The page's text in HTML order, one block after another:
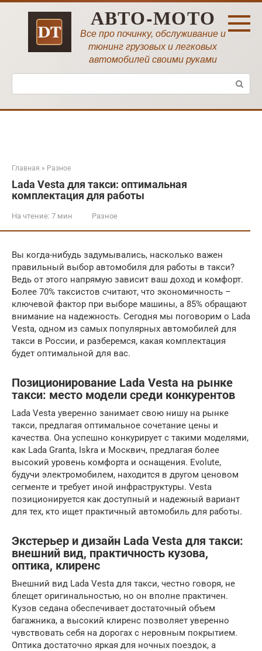
Перейти
АВТО-МОТО
Все про починку, обслуживание и
тюнинг грузовых и легковых
автомобилей своими руками
Поиск:
Главная » Разное
Lada Vesta для такси: оптимальная
комплектация для работы
На чтение: 7 мин Разное
Вы когда-нибудь задумывались, насколько важен
правильный выбор автомобиля для работы в такси?
Ведь от этого напрямую зависит ваш доход и комфорт.
Более 70% таксистов считают, что экономичность –
ключевой фактор при выборе машины, а 85% обращают
внимание на надежность. Сегодня мы поговорим о Lada
Vesta, одном из самых популярных автомобилей для
такси в России, и разберемся, какая комплектация
будет оптимальной для вас.
Позиционирование Lada Vesta на рынке
такси: место модели среди конкурентов
Lada Vesta уверенно занимает свою нишу на рынке
такси, предлагая оптимальное сочетание цены и
качества. Она успешно конкурирует с такими моделями,
как Lada Granta, Iskra и Москвич, предлагая более
высокий уровень комфорта и оснащения. Evolute,
будучи электромобилем, находится в другом ценовом
сегменте и требует иной инфраструктуры. Vesta
позиционируется как доступный и надежный вариант
для тех, кто ищет практичный автомобиль для работы.
Экстерьер и дизайн Lada Vesta для такси:
внешний вид, практичность кузова,
оптика, клиренс
Внешний вид Lada Vesta для такси, честно говоря, не
блещет оригинальностью, но он вполне практичен.
Кузов седана обеспечивает достаточный объем
багажника, а высокий клиренс позволяет уверенно
чувствовать себя на дорогах с неровным покрытием.
Оптика достаточно яркая для ночных поездок, а